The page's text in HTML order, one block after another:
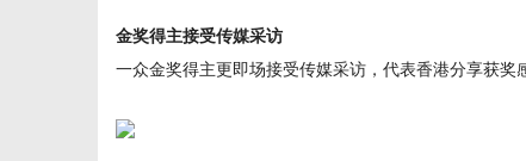
金奖得主接受传媒采访
一众金奖得主更即场接受传媒采访，代表香港分享获奖